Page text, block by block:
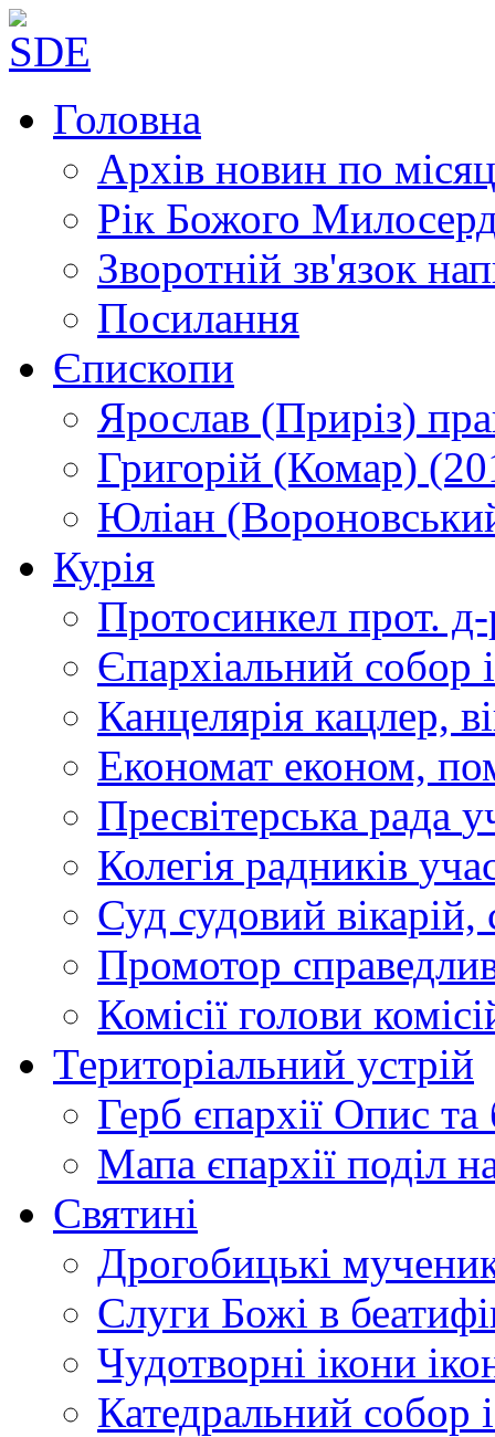
Головна
Архів новин по
Рік Божого
Зворотній зв'язок
Посилання
Єпископи
Ярослав (Приріз)
Григорій (Комар)
Юліан
Курія
Протосинкел прот.
Єпархіальний собор
Канцелярія кацлер,
Економат економ,
Пресвітерська рада
Колегія радників
Суд судовий вікарій,
Промотор
Комісії голови
Територіальний устрій
Герб єпархії Опис та
Мапа єпархії поділ
Святині
Дрогобицькі
Слуги Божі в
Чудотворні ікони
Катедральний собор